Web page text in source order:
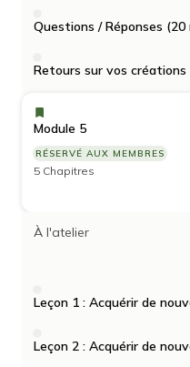
Questions / Réponses (20
Retours sur vos créations
Module 5
RÉSERVÉ AUX MEMBRES
5 Chapitres
À l'atelier
Leçon 1 : Acquérir de
Leçon 2 : Acquérir de